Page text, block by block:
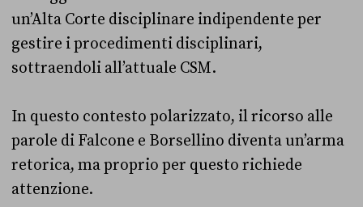
un’Alta Corte disciplinare indipendente per
gestire i procedimenti disciplinari,
sottraendoli all’attuale CSM.
In questo contesto polarizzato, il ricorso alle
parole di Falcone e Borsellino diventa un’arma
retorica, ma proprio per questo richiede
attenzione.